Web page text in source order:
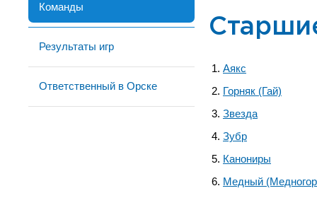
Команды
Результаты игр
Ответственный в Орске
Аякс
Горняк (Гай)
Звезда
Зубр
Канониры
Медный